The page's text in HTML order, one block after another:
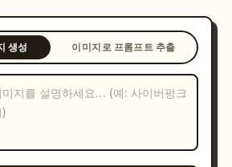
생성 이미지로 프롬프트 추출